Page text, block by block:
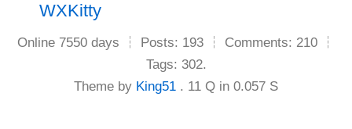
WXKitty
Online 7550 days ┆ Posts: 193 ┆ Comments: 210 ┆
Tags: 302.
Theme by King51 . 11 Q in 0.057 S